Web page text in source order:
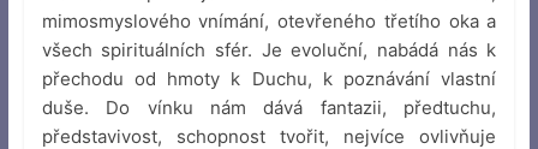
mimosmyslového vnímání, otevřeného třetího oka a
všech spirituálních sfér. Je evoluční, nabádá nás k
přechodu od hmoty k Duchu, k poznávání vlastní
duše. Do vínku nám dává fantazii, předtuchu,
představivost, schopnost tvořit, nejvíce ovlivňuje